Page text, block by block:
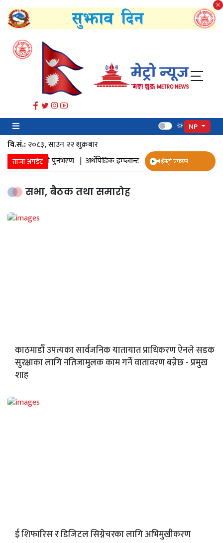
NP
वि.सं.:२०८३, साउन २२ शुक्रबार​
ताजा अपडेट
पानी पुनभरण |अर्थोपेडिक इम्प्लान्ट |ज्येष्ठ नागरिक स्वास्थ्य
मेट्रो एफएम
सभा, बैठक तथा समारोह
काठमाडौँ उपत्यका सार्वजनिक यातायात प्राधिकरण ऐनले सडक
सुरक्षाका लागि नतिजामुलक काम गर्ने वातावरण बन्नेछ - प्रमुख
शाह
ई शिफारिस र डिजिटल सिग्नेचरका लागि अभिमुखीकरण